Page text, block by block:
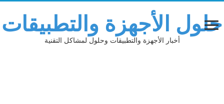
حلول الأجهزة والتطبيقات
أخبار الأجهزة والتطبيقات وحلول لمشاكل التقنية